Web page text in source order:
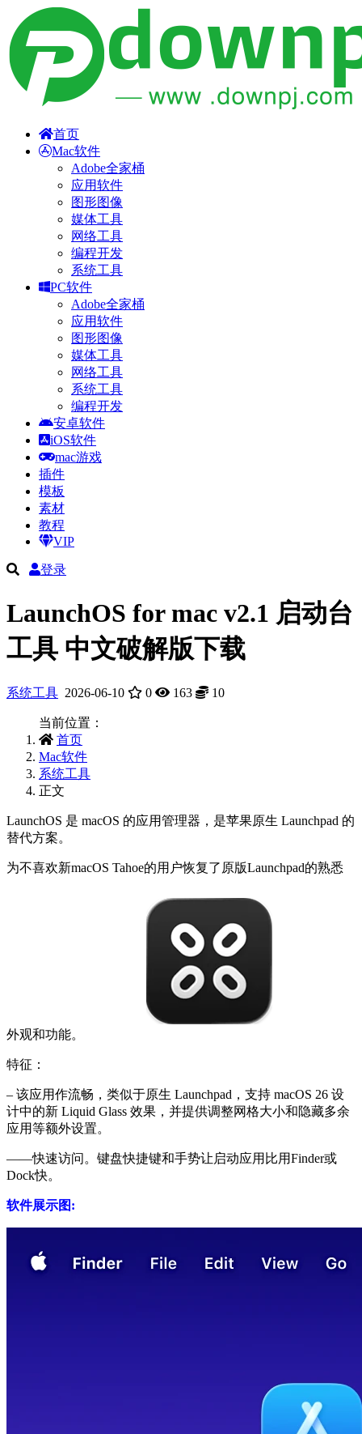
首页
Mac软件
Adobe全家桶
应用软件
图形图像
媒体工具
网络工具
编程开发
系统工具
PC软件
Adobe全家桶
应用软件
图形图像
媒体工具
网络工具
系统工具
编程开发
安卓软件
iOS软件
mac游戏
插件
模板
素材
教程
VIP
登录
LaunchOS for mac v2.1 启动台
工具 中文破解版下载
系统工具 2026-06-10 0 163 10
当前位置：
首页
Mac软件
系统工具
正文
LaunchOS 是 macOS 的应用管理器，是苹果原生 Launchpad 的
替代方案。
为不喜欢新macOS Tahoe的用户恢复了原版Launchpad的熟悉
外观和功能。
特征：
– 该应用作流畅，类似于原生 Launchpad，支持 macOS 26 设
计中的新 Liquid Glass 效果，并提供调整网格大小和隐藏多余
应用等额外设置。
——快速访问。键盘快捷键和手势让启动应用比用Finder或
Dock快。
软件展示图: